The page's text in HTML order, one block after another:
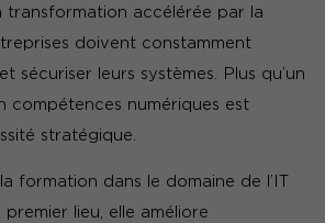
transformation accélérée par la
doivent constamment
sécuriser leurs systèmes. Plus qu’un
compétences numériques est
stratégique.
formation dans le domaine de l’IT
lieu, elle améliore